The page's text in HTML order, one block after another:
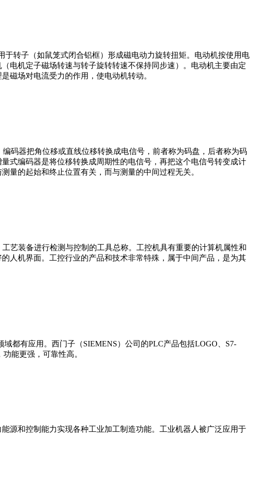
转子（如鼠笼式闭合铝框）形成磁电动力旋转扭矩。电动机按使用电
电机定子磁场转速与转子旋转转速不保持同步速）。电动机主要由定
磁场对电流受力的作用，使电动机转动。
码器把角位移或直线位移转换成电信号，前者称为码盘，后者称为码
式编码器是将位移转换成周期性的电信号，再把这个电信号转变成计
量的起始和终止位置有关，而与测量的中间过程无关。
艺装备进行检测与控制的工具总称。工控机具有重要的计算机属性和
人机界面。工控行业的产品和技术非常特殊，属于中间产品，是为其
都有应用。西门子（SIEMENS）公司的PLC产品包括LOGO、S7-
能更强，可靠性高。
源和控制能力实现各种工业加工制造功能。工业机器人被广泛应用于